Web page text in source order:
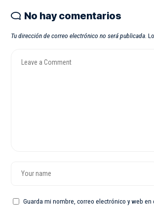
No hay comentarios
Tu dirección de correo electrónico no será publicada.
Guarda mi nombre, correo electrónico y web